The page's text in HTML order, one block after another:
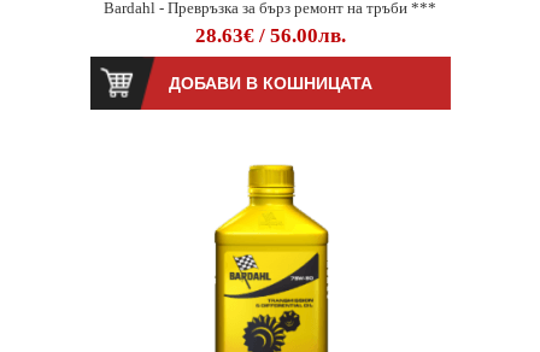
Bardahl - Превръзка за бърз ремонт на тръби ***
28.63€ / 56.00лв.